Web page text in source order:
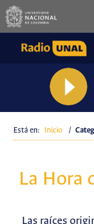
Está en: Inicio /
La Hora
Las raíces